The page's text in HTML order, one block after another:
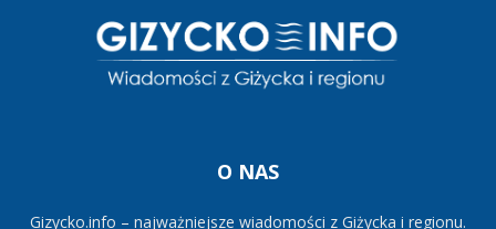
O NAS
Gizycko.info – najważniejsze wiadomości z Giżycka i regionu.